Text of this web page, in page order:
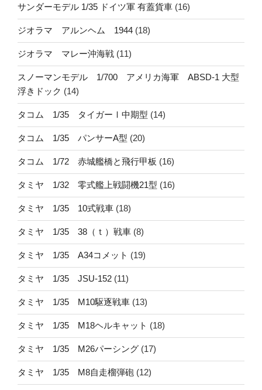
サンダーモデル 1/35 ドイツ軍 有蓋貨車 (16)
ジオラマ アルンヘム 1944 (18)
ジオラマ マレー沖海戦 (11)
スノーマンモデル 1/700 アメリカ海軍 ABSD-1 大型
浮きドック (14)
タコム 1/35 タイガーⅠ中期型 (14)
タコム 1/35 パンサーA型 (20)
タコム 1/72 赤城艦橋と飛行甲板 (16)
タミヤ 1/32 零式艦上戦闘機21型 (16)
タミヤ 1/35 10式戦車 (18)
タミヤ 1/35 38（ｔ）戦車 (8)
タミヤ 1/35 A34コメット (19)
タミヤ 1/35 JSU-152 (11)
タミヤ 1/35 M10駆逐戦車 (13)
タミヤ 1/35 M18ヘルキャット (18)
タミヤ 1/35 M26パーシング (17)
タミヤ 1/35 M8自走榴弾砲 (12)